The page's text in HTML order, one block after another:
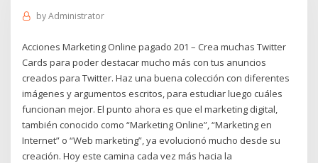
byAdministrator
Acciones Marketing Online pagado 201 – Crea muchas Twitter
Cards para poder destacar mucho más con tus anuncios
creados para Twitter. Haz una buena colección con diferentes
imágenes y argumentos escritos, para estudiar luego cuáles
funcionan mejor. El punto ahora es que el marketing digital,
también conocido como “Marketing Online”, “Marketing en
Internet” o “Web marketing”, ya evolucionó mucho desde su
creación. Hoy este camina cada vez más hacia la